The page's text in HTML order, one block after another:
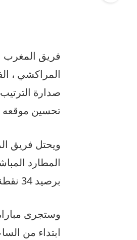
فريق
المراكشي ،
صدارة
تحسين موقعه
المطارد
برصيد 34 نقطة.
ابتداء من